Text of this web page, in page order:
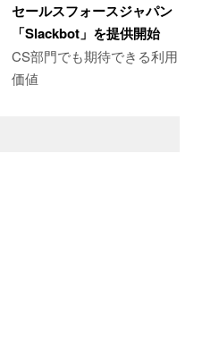
セールスフォースジャパン
「Slackbot」を提供開始
CS部門でも期待できる利用
価値